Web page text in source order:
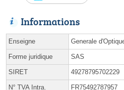
Informations
Enseigne Generale
Forme juridique SAS
SIRET 49278795702229
N° TVA Intra. FR75492787957